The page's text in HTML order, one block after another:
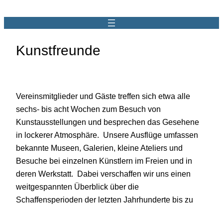
Kunstfreunde
Vereinsmitglieder und Gäste treffen sich etwa alle
sechs- bis acht Wochen zum Besuch von
Kunstausstellungen und besprechen das Gesehene
in lockerer Atmosphäre. Unsere Ausflüge umfassen
bekannte Museen, Galerien, kleine Ateliers und
Besuche bei einzelnen Künstlern im Freien und in
deren Werkstatt. Dabei verschaffen wir uns einen
weitgespannten Überblick über die
Schaffensperioden der letzten Jahrhunderte bis zu